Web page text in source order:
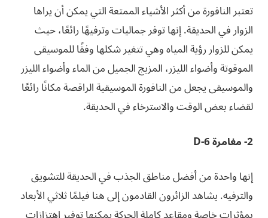
تعتبر النافورة من أكثر الأشياء الممتعة التي يمكن أن يراها
الزوار في الحديقة. إنها توفر جماليات وترفيهًا رائعًا، حيث
يمكن للزوار رؤية المياه وهي تتغير شكلها وفقًا للموسيقى
الموقوتة وأضواء الليزر، المزيج الجميل من الماء وأضواء الليزر
والموسيقى يجعل من النافورة الموسيقية الراقصة مكانًا رائعًا
لقضاء بعض الوقت والاسترخاء في الحديقة.
2- مغامرة 6-D
إنها واحدة من أفضل مناطق الجذب في الحديقة للتشويق
والترفيه. يشاهد الزائرون القادمون إلى هنا فيلمًا ثلاثي الأبعاد